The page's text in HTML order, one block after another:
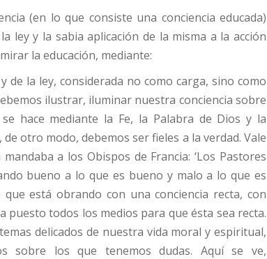
(en lo que consiste una conciencia educada)
ley y la sabia aplicación de la misma a la acción
la educación, mediante:
de la ley, considerada no como carga, sino como
ilustrar, iluminar nuestra conciencia sobre
hace mediante la Fe, la Palabra de Dios y la
otro modo, debemos ser fieles a la verdad. Vale
a los Obispos de Francia: ‘Los Pastores
bueno a lo que es bueno y malo a lo que es
está obrando con una conciencia recta, con
puesto todos los medios para que ésta sea recta.
delicados de nuestra vida moral y espiritual,
sobre los que tenemos dudas. Aquí se ve,